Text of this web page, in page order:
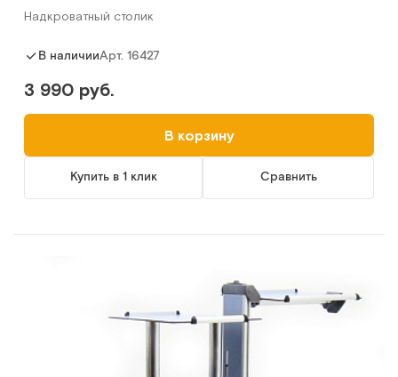
Надкроватный столик
В наличииАрт. 16427
3 990 руб.
В корзину
Купить в 1 клик Сравнить